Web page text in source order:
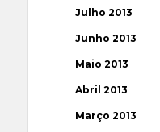
Julho 2013
Junho 2013
Maio 2013
Abril 2013
Março 2013